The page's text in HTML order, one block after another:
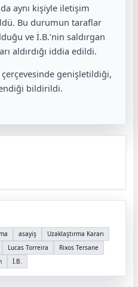
da aynı kişiyle iletişim
Bu durumun taraflar
ve İ.B.’nin saldırgan
aldırdığı iddia edildi.
genişletildiği,
bildirildi.
asayiş
Uzaklaştırma Kararı
Lucas Torreira
Rixos Tersane
İ.B.